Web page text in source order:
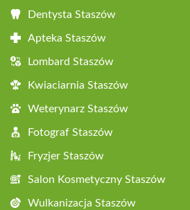
Dentysta Staszów
Apteka Staszów
Lombard Staszów
Kwiaciarnia Staszów
Weterynarz Staszów
Fotograf Staszów
Fryzjer Staszów
Salon Kosmetyczny Staszów
Wulkanizacja Staszów